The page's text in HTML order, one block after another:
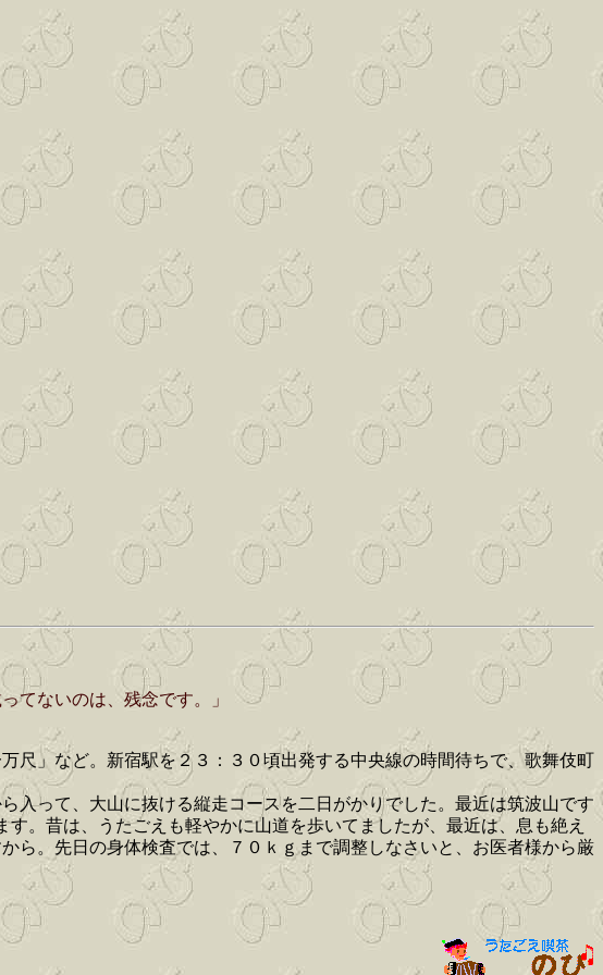
てないのは、残念です。」
尺」など。新宿駅を２３：３０頃出発する中央線の時間待ちで、歌舞伎町
入って、大山に抜ける縦走コースを二日がかりでした。最近は筑波山です
。昔は、うたごえも軽やかに山道を歩いてましたが、最近は、息も絶え
ら。先日の身体検査では、７０ｋｇまで調整しなさいと、お医者様から厳